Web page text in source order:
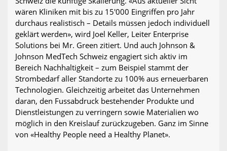
wären Kliniken mit bis zu 15'000 Eingriffen pro Jahr
durchaus realistisch – Details müssen jedoch individuell
geklärt werden», wird Joel Keller, Leiter Enterprise
Solutions bei Mr. Green zitiert. Und auch Johnson &
Johnson MedTech Schweiz engagiert sich aktiv im
Bereich Nachhaltigkeit – zum Beispiel stammt der
Strombedarf aller Standorte zu 100% aus erneuerbaren
Technologien. Gleichzeitig arbeitet das Unternehmen
daran, den Fussabdruck bestehender Produkte und
Dienstleistungen zu verringern sowie Materialien wo
möglich in den Kreislauf zurückzugeben. Ganz im Sinne
von «Healthy People need a Healthy Planet».